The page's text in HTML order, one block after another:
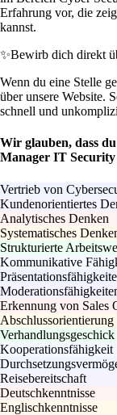
Erfahrung vor, die
kannst.
✨Bewirb dich direkt
Wenn du eine Stelle
über unsere Website.
schnell und
Wir glauben, dass
Manager IT
Vertrieb von
Kundenorientiertes
Analytisches Denken
Systematisches
Strukturierte
Kommunikative
Erkennung von Sales
Abschlussorientierung
Verhandlungsgeschick
Kooperationsfähigkeit
Reisebereitschaft
Deutschkenntnisse
Englischkenntnisse